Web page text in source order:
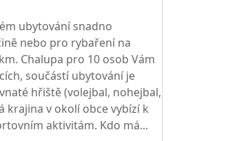
ubytování snadno
nebo pro rybaření na
Chalupa pro 10 osob Vám
součástí ubytování je
hřiště (volejbal, nohejbal,
krajina v okolí obce vybízí k
aktivitám. Kdo má...